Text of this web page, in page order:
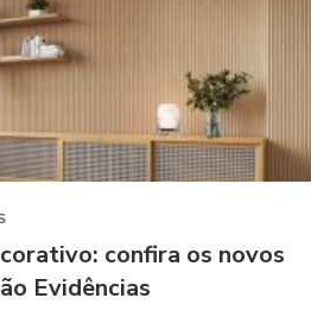
confira os novos
Evidências